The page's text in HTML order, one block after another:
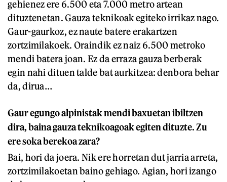
gehienez ere 6.500 eta 7.000 metro artean
dituztenetan. Gauza teknikoak egiteko irrikaz nago.
Gaur-gaurkoz, ez naute batere erakartzen
zortzimilakoek. Oraindik ez naiz 6.500 metroko
mendi batera joan. Ez da erraza gauza berberak
egin nahi dituen talde bat aurkitzea: denbora behar
da, dirua…
Gaur egungo alpinistak mendi baxuetan ibiltzen
dira, baina gauza teknikoagoak egiten dituzte. Zu
ere soka berekoa zara?
Bai, hori da joera. Nik ere horretan dut jarria arreta,
zortzimilakoetan baino gehiago. Agian, hori izango